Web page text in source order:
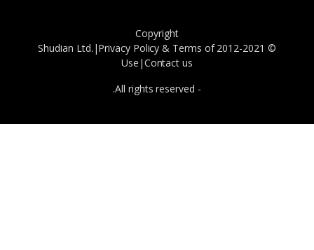
Copyright
© 2012-2021 Shudian Ltd.|
Privacy Policy & Terms of
Use |Contact us
- All rights reserved.